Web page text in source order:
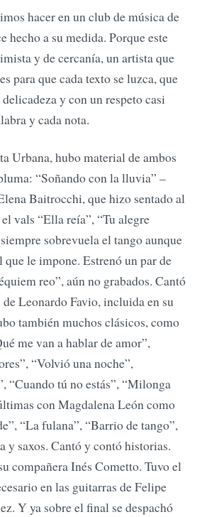
hacer en un club de música de
hecho a su medida. Porque este
y de cercanía, un artista que
para que cada texto se luzca, que
y con un respeto casi
y cada nota.
Urbana, hubo material de ambos
“Soñando con la lluvia” –
Baitrocchi, que hizo sentado al
vals “Ella reía”, “Tu alegre
sobrevuela el tango aunque
que le impone. Estrenó un par de
reo”, aún no grabados. Cantó
Leonardo Favio, incluida en su
también muchos clásicos, como
me van a hablar de amor”,
“Volvió una noche”,
“Cuando tú no estás”, “Milonga
con Magdalena León como
“La fulana”, “Barrio de tango”,
y saxos. Cantó y contó historias.
compañera Inés Cometto. Tuvo el
en las guitarras de Felipe
Y ya sobre el final se despachó